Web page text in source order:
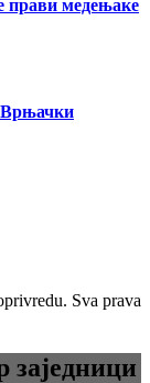
прави медењаке
Врњачки
Sva prava
заједници